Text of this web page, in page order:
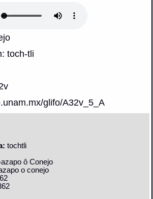
toch-tli
glifo/A32v_5_A
tochtli
ô Conejo
o conejo